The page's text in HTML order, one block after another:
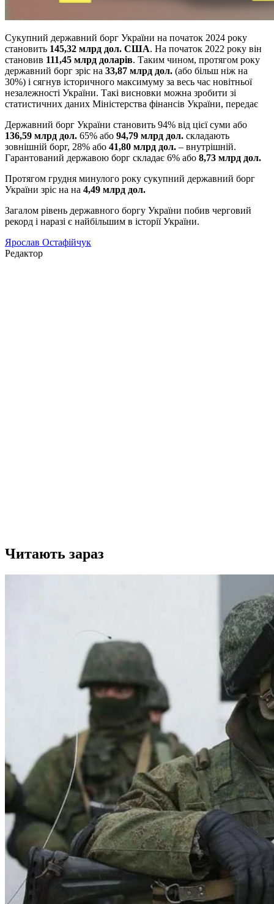
Сукупний державний борг України на початок 2024 року
становить 145,32 млрд дол. США. На початок 2022 року він
становив 111,45 млрд доларів. Таким чином, протягом року
державний борг зріс на 33,87 млрд дол. (або більш ніж на
30%) і сягнув історичного максимуму за весь час новітньої
незалежності України. Такі висновки можна зробити зі
статистичних даних Міністерства фінансів України, передає
Державний борг України становить 94% від цієї суми або
136,59 млрд дол. 65% або 94,79 млрд дол. складають
зовнішній борг, 28% або 41,80 млрд дол. – внутрішній.
Гарантований державою борг складає 6% або 8,73 млрд дол.
Протягом грудня минулого року сукупний державний борг
України зріс на на 4,49 млрд дол.
Загалом рівень державного боргу України побив черговий
рекорд і наразі є найбільшим в історії України.
Ярослав Остафійчук
Редактор
Читають зараз